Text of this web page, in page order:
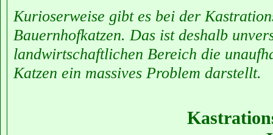
Kurioserweise gibt es bei der
Bauernhofkatzen. Das ist deshalb
landwirtschaftlichen Bereich die
Katzen ein massives Problem darstellt.